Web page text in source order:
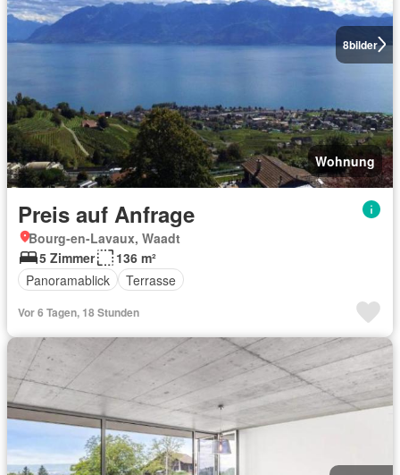
8bilder
Wohnung
Preis auf Anfrage
Bourg-en-Lavaux, Waadt
5 Zimmer
136 m²
Panoramablick
Terrasse
Vor 6 Tagen, 18 Stunden